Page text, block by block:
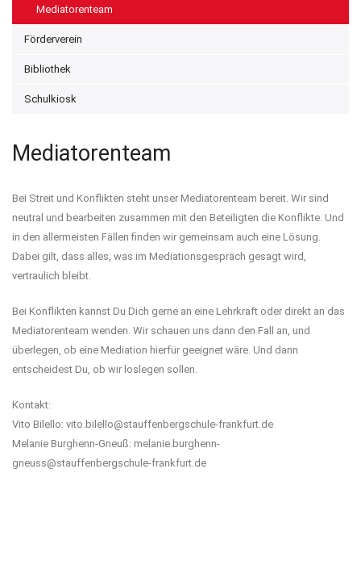
Mediatorenteam
Förderverein
Bibliothek
Schulkiosk
Mediatorenteam
Bei Streit und Konflikten steht unser Mediatorenteam bereit. Wir sind
neutral und bearbeiten zusammen mit den Beteiligten die Konflikte. Und
in den allermeisten Fällen finden wir gemeinsam auch eine Lösung.
Dabei gilt, dass alles, was im Mediationsgespräch gesagt wird,
vertraulich bleibt.
Bei Konflikten kannst Du Dich gerne an eine Lehrkraft oder direkt an das
Mediatorenteam wenden. Wir schauen uns dann den Fall an, und
überlegen, ob eine Mediation hierfür geeignet wäre. Und dann
entscheidest Du, ob wir loslegen sollen.
Kontakt:
Vito Bilello: vito.bilello@stauffenbergschule-frankfurt.de
Melanie Burghenn-Gneuß: melanie.burghenn-
gneuss@stauffenbergschule-frankfurt.de